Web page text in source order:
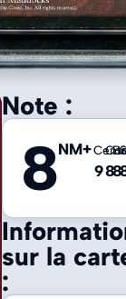
sur la
:
Note :
8NM+
988